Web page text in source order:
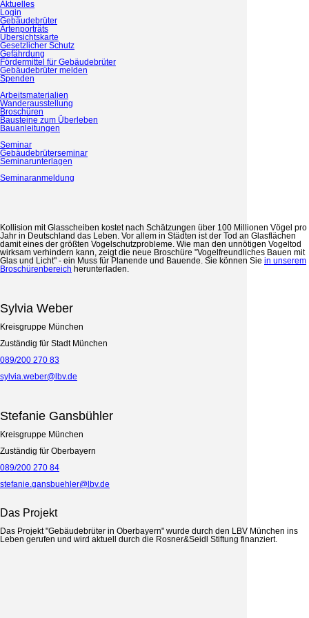
Navigation
überspringen
Aktuelles
Login
Gebäudebrüter melden
Jetzt spenden
LBV
Navigation
überspringen
Aktuelles
Login
Gebäudebrüter
Artenporträts
Übersichtskarte
Gesetzlicher Schutz
Gefährdung
Fördermittel für Gebäudebrüter
Gebäudebrüter melden
Spenden
Arbeitsmaterialien
Wanderausstellung
Broschüren
Bausteine zum Überleben
Bauanleitungen
Seminar
Gebäudebrüterseminar
Seminarunterlagen
Seminaranmeldung
LBV
Navigation
überspringen
Gebäudebrüter
Artenporträts
Übersichtskarte
Gesetzlicher Schutz
Gefährdung
Fördermittel für Gebäudebrüter
Arbeitsmaterialien
Broschüren
Bausteine zum Überleben
Bauanleitungen
Fachwissen - Seminar
Kollision mit Glasscheiben kostet nach Schätzungen über 100 Millionen Vögel pro
Jahr in Deutschland das Leben. Vor allem in Städten ist der Tod an Glasflächen
damit eines der größten Vogelschutzprobleme. Wie man den unnötigen Vogeltod
wirksam verhindern kann, zeigt die neue Broschüre "Vogelfreundliches Bauen mit
Glas und Licht" - ein Muss für Planende und Bauende. Sie können Sie in unserem
Broschürenbereich herunterladen.
Sylvia Weber
Kreisgruppe München
Zuständig für Stadt München
089/200 270 83
sylvia.weber@lbv.de
Stefanie Gansbühler
Kreisgruppe München
Zuständig für Oberbayern
089/200 270 84
stefanie.gansbuehler@lbv.de
Das Projekt
Das Projekt "Gebäudebrüter in Oberbayern" wurde durch den LBV München ins
Leben gerufen und wird aktuell durch die Rosner&Seidl Stiftung finanziert.